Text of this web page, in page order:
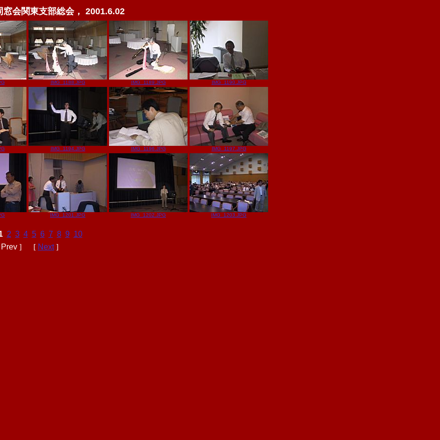
窓会関東支部総会， 2001.6.02
IMG_1188.JPG IMG_1189.JPG IMG_1190.JPG
IMG_1194.JPG IMG_1196.JPG IMG_1197.JPG
IMG_1201.JPG IMG_1202.JPG IMG_1203.JPG
2 3 4 5 6 7 8 9 10
Prev ] [ Next]